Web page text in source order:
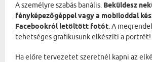
A személyre szabás banális. Beküldesz
fényképezőgéppel vagy a mobiloddal
Facebookról letöltött fotót. A
tehetséges grafikusunk elkészíti a portrét!
Ha előre tervezetet szeretnél kapni az